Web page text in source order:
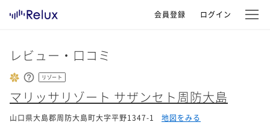
会員登録 ログイン
レビュー・口コミ
リゾート
マリッサリゾート サザンセト周防大島
山口県大島郡周防大島町大字平野1347-1 地図をみる